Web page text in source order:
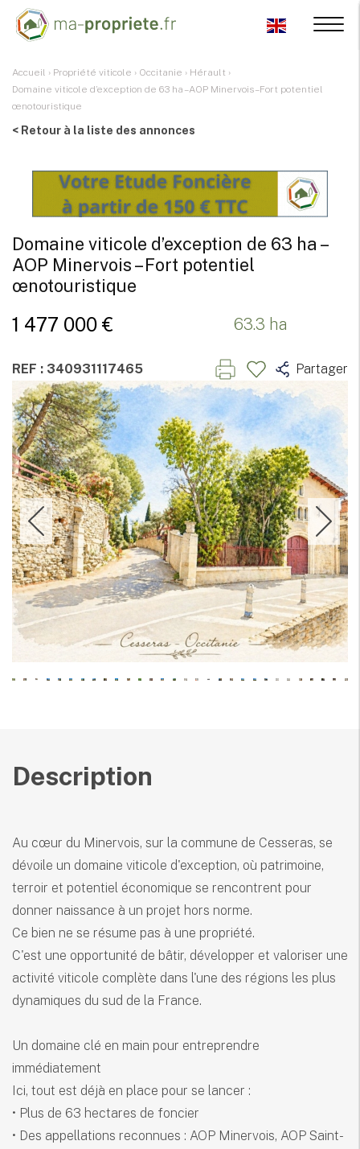
Accueil › Propriété viticole › Occitanie › Hérault ›
Domaine viticole d’exception de 63 ha – AOP Minervois – Fort potentiel
œnotouristique
< Retour à la liste des annonces
Domaine viticole d’exception de 63 ha –
AOP Minervois – Fort potentiel
œnotouristique
1 477 000 € 63.3 ha
REF : 340931117465 Partager
Description
Au cœur du Minervois, sur la commune de Cesseras, se
dévoile un domaine viticole d'exception, où patrimoine,
terroir et potentiel économique se rencontrent pour
donner naissance à un projet hors norme.
Ce bien ne se résume pas à une propriété.
C'est une opportunité de bâtir, développer et valoriser une
activité viticole complète dans l'une des régions les plus
dynamiques du sud de la France.
Un domaine clé en main pour entreprendre
immédiatement
Ici, tout est déjà en place pour se lancer :
• Plus de 63 hectares de foncier
• Des appellations reconnues : AOP Minervois, AOP Saint-